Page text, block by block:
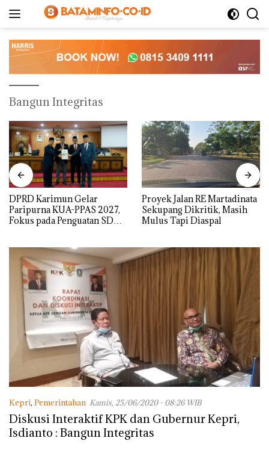
Bangun Integritas
DPRD Karimun Gelar
Paripurna KUA-PPAS 2027,
Fokus pada Penguatan SDM,
Proyek Jalan RE Martadinata
Sekupang Dikritik, Masih
Mulus Tapi Diaspal
Kepri, Pemerintahan Kamis, 25/06/2020 - 08:26 WIB
Diskusi Interaktif KPK dan Gubernur Kepri,
Isdianto : Bangun Integritas